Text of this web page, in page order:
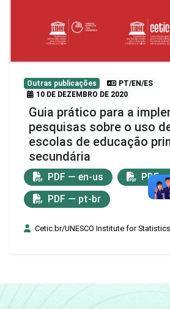
Outras publicações
PT/EN/ES
10 DE DEZEMBRO DE 2020
Guia prático para a
pesquisas sobre o uso
escolas de educação
secundária
PDF — en-us
PDF
PDF — pt-br
Cetic.br/UNESCO Institute for Statistics